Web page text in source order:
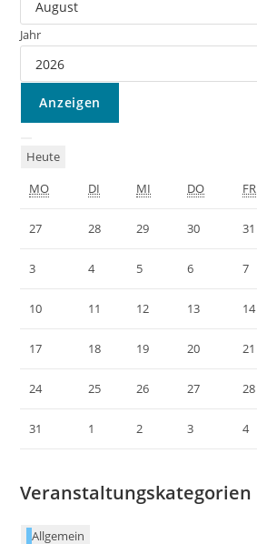
Jahr
Heute
MO
DI MI DO FR
27 28 29 30 31
3 4 5 6 7
10 11 12 13 14
17 18 19 20 21
24 25 26 27 28
31 1 2 3 4
Veranstaltungskategorien
Allgemein